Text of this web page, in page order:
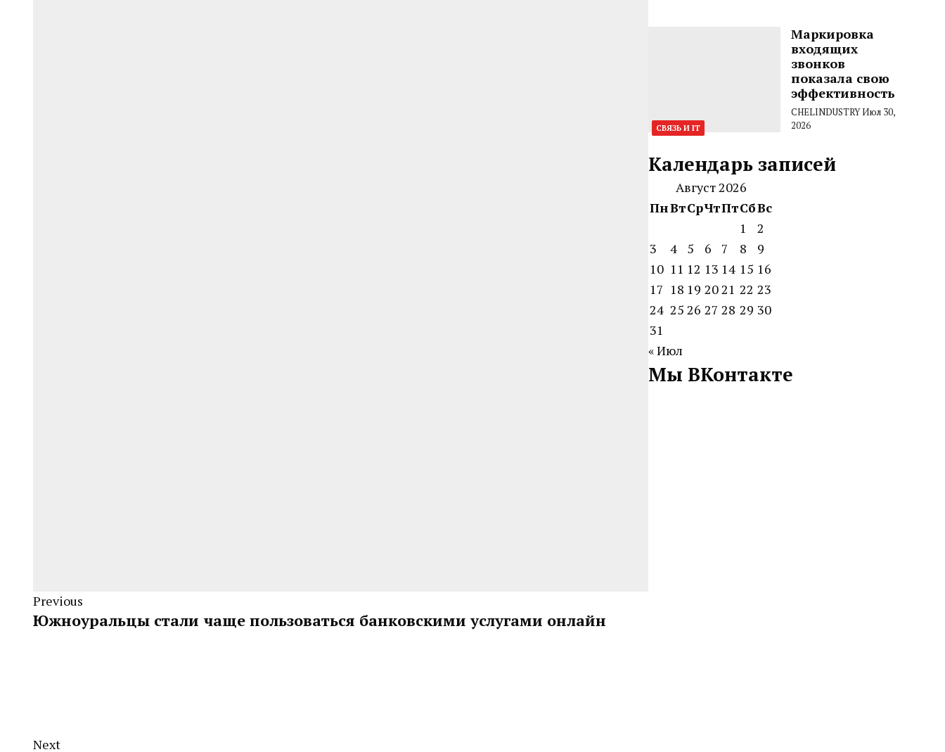
Previous
Южноуральцы стали чаще пользоваться банковскими услугами онлайн
Next
СВЯЗЬ И IT
Маркировка
входящих
звонков
показала свою
эффективность
CHELINDUSTRYИюл 30,
2026
Календарь записей
Август 2026
ПнВтСрЧтПтСбВс
1
2
3
4 5 6 7 8
9
10 11 12 13 14 15 16
17 18 19 2021 22 23
24 25 26 27 28 29 30
31
« Июл
Мы ВКонтакте